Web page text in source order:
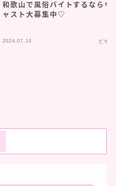
和歌山で風俗バイトするなら今
ャスト大募集中♡
2026.07.14 ビギ